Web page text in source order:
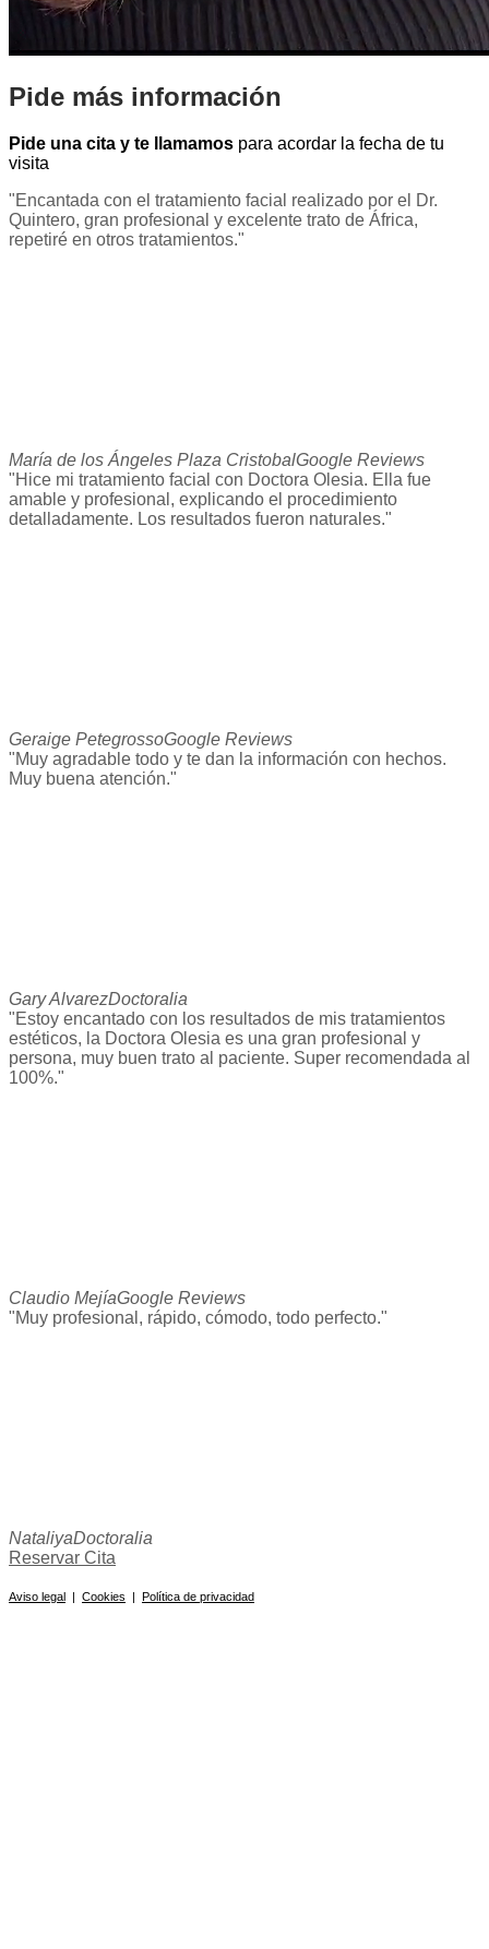
Pide más información
Pide una cita y te llamamos para acordar la fecha de tu
visita
"Encantada con el tratamiento facial realizado por el Dr.
Quintero, gran profesional y excelente trato de África,
repetiré en otros tratamientos."
María de los Ángeles Plaza CristobalGoogle Reviews
"Hice mi tratamiento facial con Doctora Olesia. Ella fue
amable y profesional, explicando el procedimiento
detalladamente. Los resultados fueron naturales."
Geraige PetegrossoGoogle Reviews
"Muy agradable todo y te dan la información con hechos.
Muy buena atención."
Gary AlvarezDoctoralia
"Estoy encantado con los resultados de mis tratamientos
estéticos, la Doctora Olesia es una gran profesional y
persona, muy buen trato al paciente. Super recomendada al
100%."
Claudio MejíaGoogle Reviews
"Muy profesional, rápido, cómodo, todo perfecto."
NataliyaDoctoralia
Reservar Cita
Aviso legal | Cookies | Política de privacidad